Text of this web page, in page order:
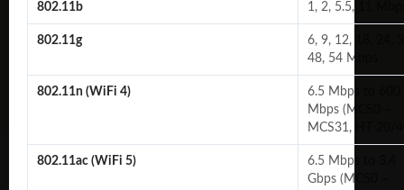
802.11b 1, 2, 5.5, 11
802.11g
6, 9, 12, 18, 24,
48, 54 Mbps
802.11n (WiFi 4)
6.5 Mbps to 600
Mbps (MCS0 –
MCS31, HT 20/
802.11ac (WiFi 5)
6.5 Mbps to 3.4
Gbps (MCS0 –